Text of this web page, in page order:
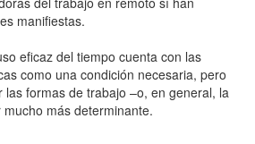
manifiestas.
eficaz del tiempo cuenta con las
como una condición necesaria, pero
las formas de trabajo –o, en general, la
más determinante.